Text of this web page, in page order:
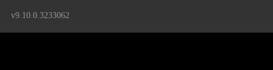
v9.10.0.3233062